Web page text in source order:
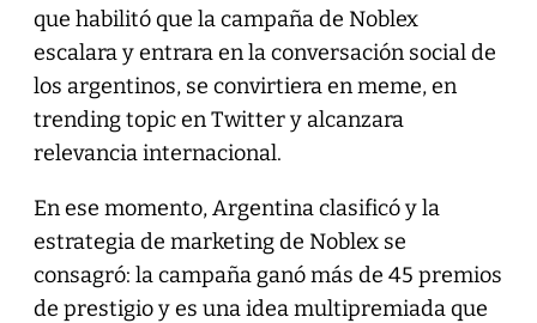
que habilitó que la campaña de Noblex
escalara y entrara en la conversación social de
los argentinos, se convirtiera en meme, en
trending topic en Twitter y alcanzara
relevancia internacional.
En ese momento, Argentina clasificó y la
estrategia de marketing de Noblex se
consagró: la campaña ganó más de 45 premios
de prestigio y es una idea multipremiada que